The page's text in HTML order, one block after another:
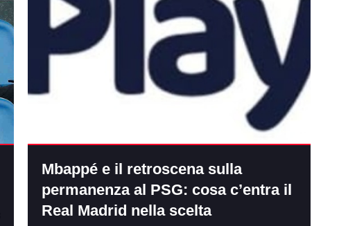
Mbappé e il retroscena sulla
permanenza al PSG: cosa c’entra il
Real Madrid nella scelta